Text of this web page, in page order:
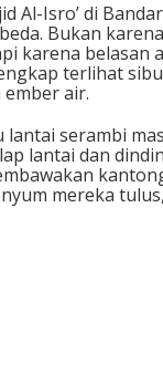
Al-Isro’ di
Bukan
karena belasan
terlihat
air.
lantai serambi
lantai dan
mereka